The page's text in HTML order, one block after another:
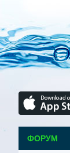
ФОРУМ